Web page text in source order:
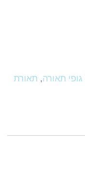
גופי תאורה, תאורת